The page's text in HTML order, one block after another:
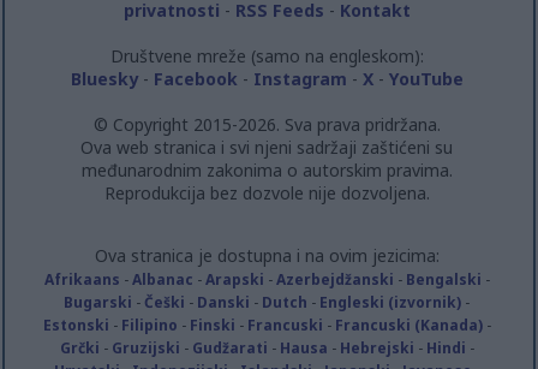
privatnosti - RSS Feeds - Kontakt
Društvene mreže (samo na engleskom):
Bluesky- Facebook - Instagram - X- YouTube
© Copyright 2015-2026. Sva prava pridržana.
Ova web stranica i svi njeni sadržaji zaštićeni su
međunarodnim zakonima o autorskim pravima.
Reprodukcija bez dozvole nije dozvoljena.
Ova stranica je dostupna i na ovim jezicima:
Afrikaans -Albanac -Arapski -Azerbejdžanski - Bengalski -
Bugarski - Češki - Danski - Dutch - Engleski (izvornik) -
Estonski - Filipino - Finski - Francuski - Francuski (Kanada)-
Grčki - Gruzijski - Gudžarati - Hausa - Hebrejski - Hindi -